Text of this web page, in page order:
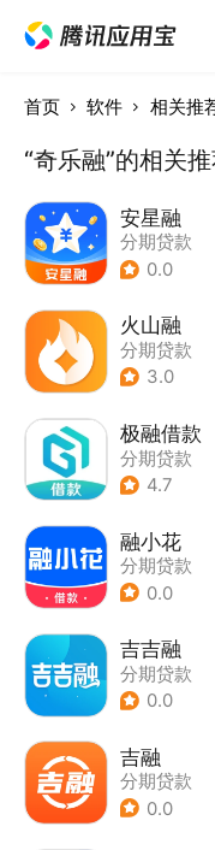
首页 软件 相关推
“奇乐融”的相关
安星融
分期贷款
0.0
火山融
分期贷款
3.0
极融借款
分期贷款
4.7
融小花
分期贷款
0.0
吉吉融
分期贷款
0.0
吉融
分期贷款
0.0